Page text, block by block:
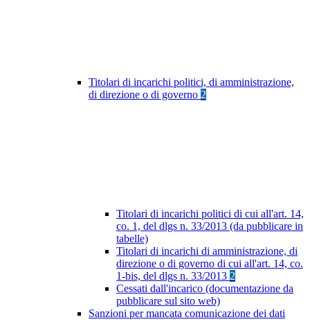
Titolari di incarichi politici, di amministrazione,
di direzione o di governo 2
Titolari di incarichi politici di cui all'art. 14,
co. 1, del dlgs n. 33/2013 (da pubblicare in
tabelle)
Titolari di incarichi di amministrazione, di
direzione o di governo di cui all'art. 14, co.
1-bis, del dlgs n. 33/2013 2
Cessati dall'incarico (documentazione da
pubblicare sul sito web)
Sanzioni per mancata comunicazione dei dati